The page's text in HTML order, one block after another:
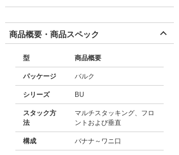
商品概要・商品スペック
型 商品概要
パッケージ バルク
シリーズ BU
スタック方
法
マルチスタッキング、フロ
ントおよび垂直
構成 バナナ～ワニ口